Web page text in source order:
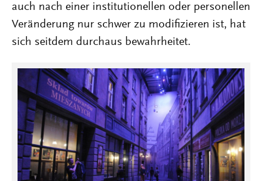
auch nach einer institutionellen oder personellen
Veränderung nur schwer zu modifizieren ist, hat
sich seitdem durchaus bewahrheitet.